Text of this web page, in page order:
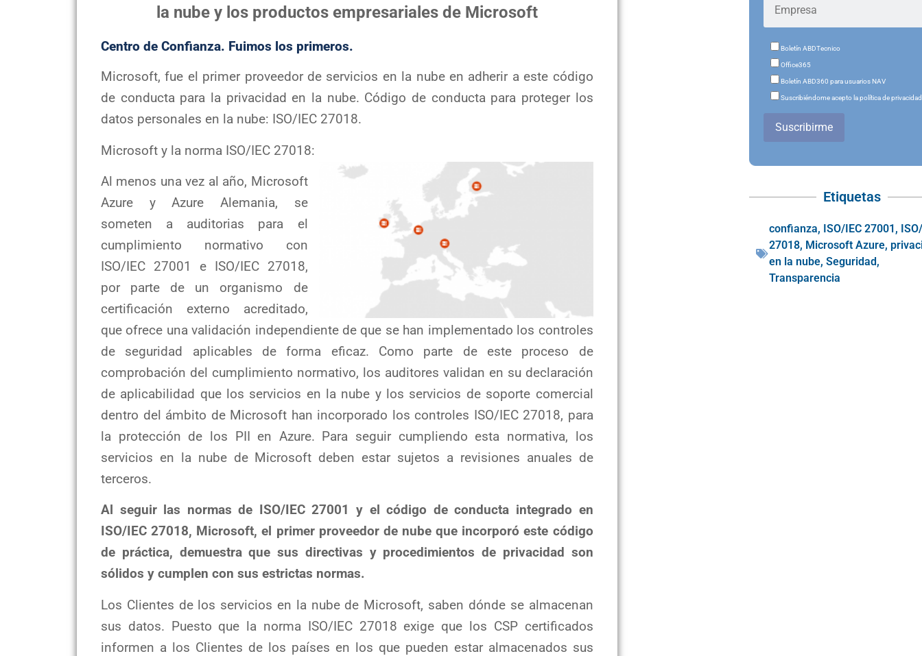
la nube y los productos empresariales de Microsoft
Centro de Confianza. Fuimos los primeros.
Microsoft, fue el primer proveedor de servicios en la nube en adherir a este código
de conducta para la privacidad en la nube. Código de conducta para proteger los
datos personales en la nube: ISO/IEC 27018.
Microsoft y la norma ISO/IEC 27018:
Al menos una vez al año, Microsoft
Azure y Azure Alemania, se
someten a auditorias para el
cumplimiento normativo con
ISO/IEC 27001 e ISO/IEC 27018,
por parte de un organismo de
certificación externo acreditado,
que ofrece una validación independiente de que se han implementado los controles
de seguridad aplicables de forma eficaz. Como parte de este proceso de
comprobación del cumplimiento normativo, los auditores validan en su declaración
de aplicabilidad que los servicios en la nube y los servicios de soporte comercial
dentro del ámbito de Microsoft han incorporado los controles ISO/IEC 27018, para
la protección de los PII en Azure. Para seguir cumpliendo esta normativa, los
servicios en la nube de Microsoft deben estar sujetos a revisiones anuales de
terceros.
Al seguir las normas de ISO/IEC 27001 y el código de conducta integrado en
ISO/IEC 27018, Microsoft, el primer proveedor de nube que incorporó este código
de práctica, demuestra que sus directivas y procedimientos de privacidad son
sólidos y cumplen con sus estrictas normas.
Los Clientes de los servicios en la nube de Microsoft, saben dónde se almacenan
sus datos. Puesto que la norma ISO/IEC 27018 exige que los CSP certificados
informen a los Clientes de los países en los que pueden estar almacenados sus
Boletín ABDTecnico
Office365
Boletín ABD360 para usuarios NAV
Suscribiéndome acepto la política de privacidad
Suscribirme
Etiquetas
confianza, ISO/IEC 27001,
27018, Microsoft Azure,
en la nube,Seguridad,
Transparencia